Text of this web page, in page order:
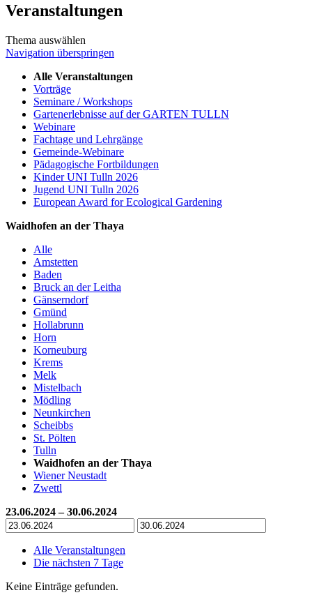
Veranstaltungen
Thema auswählen
Navigation überspringen
Alle Veranstaltungen
Vorträge
Seminare / Workshops
Gartenerlebnisse auf der GARTEN TULLN
Webinare
Fachtage und Lehrgänge
Gemeinde-Webinare
Pädagogische Fortbildungen
Kinder UNI Tulln 2026
Jugend UNI Tulln 2026
European Award for Ecological Gardening
Waidhofen an der Thaya
Alle
Amstetten
Baden
Bruck an der Leitha
Gänserndorf
Gmünd
Hollabrunn
Horn
Korneuburg
Krems
Melk
Mistelbach
Mödling
Neunkirchen
Scheibbs
St. Pölten
Tulln
Waidhofen an der Thaya
Wiener Neustadt
Zwettl
23.06.2024 – 30.06.2024
Alle Veranstaltungen
Die nächsten 7 Tage
Keine Einträge gefunden.